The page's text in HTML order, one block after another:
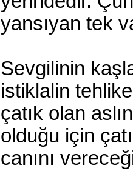
yansıyan tek
Sevgilinin
istiklalin
çatık olan
olduğu için
canını